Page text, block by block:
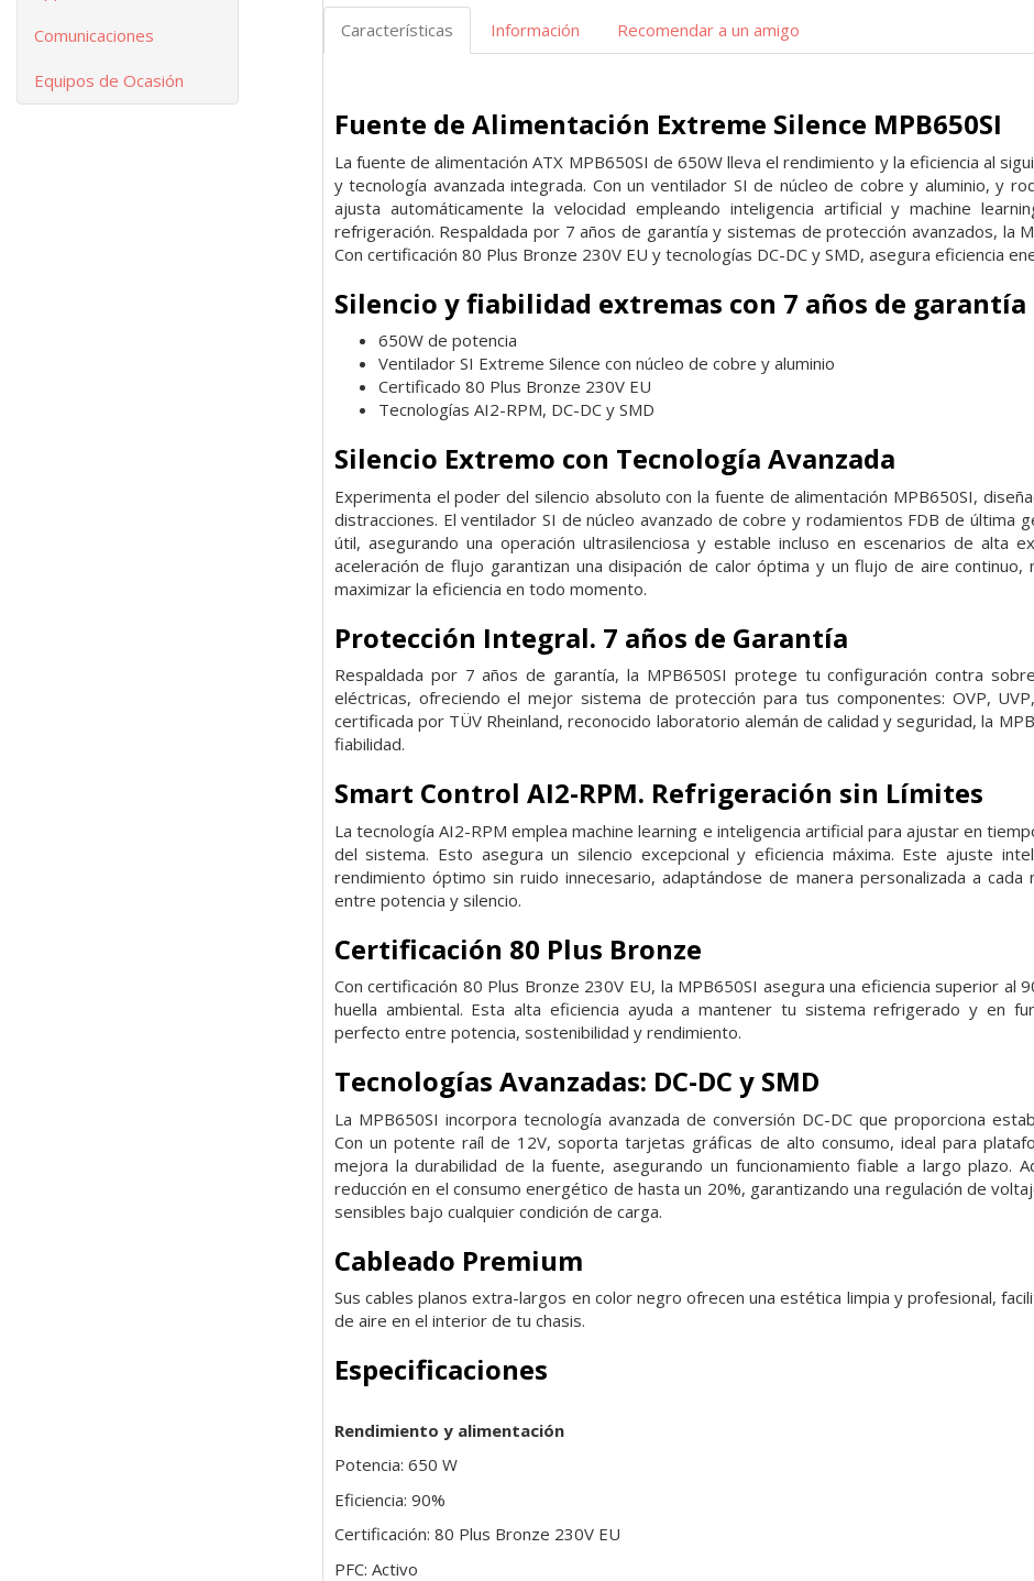
Comunicaciones
Equipos de Ocasión
Características Información Recomendar a un amigo
Fuente de Alimentación Extreme Silence MPB650SI
La fuente de alimentación ATX MPB650SI de 650W lleva el rendimiento y la eficiencia al
y tecnología avanzada integrada. Con un ventilador SI de núcleo de cobre y aluminio, y
ajusta automáticamente la velocidad empleando inteligencia artificial y machine
refrigeración. Respaldada por 7 años de garantía y sistemas de protección avanzados, la
Con certificación 80 Plus Bronze 230V EU y tecnologías DC-DC y SMD, asegura eficiencia
Silencio y fiabilidad extremas con 7 años de garantía
650W de potencia
Ventilador SI Extreme Silence con núcleo de cobre y aluminio
Certificado 80 Plus Bronze 230V EU
Tecnologías AI2-RPM, DC-DC y SMD
Silencio Extremo con Tecnología Avanzada
Experimenta el poder del silencio absoluto con la fuente de alimentación MPB650SI,
distracciones. El ventilador SI de núcleo avanzado de cobre y rodamientos FDB de última
útil, asegurando una operación ultrasilenciosa y estable incluso en escenarios de alta
aceleración de flujo garantizan una disipación de calor óptima y un flujo de aire
maximizar la eficiencia en todo momento.
Protección Integral. 7 años de Garantía
Respaldada por 7 años de garantía, la MPB650SI protege tu configuración contra
eléctricas, ofreciendo el mejor sistema de protección para tus componentes: OVP,
certificada por TÜV Rheinland, reconocido laboratorio alemán de calidad y seguridad, la
fiabilidad.
Smart Control AI2-RPM. Refrigeración sin Límites
La tecnología AI2-RPM emplea machine learning e inteligencia artificial para ajustar en
del sistema. Esto asegura un silencio excepcional y eficiencia máxima. Este ajuste
rendimiento óptimo sin ruido innecesario, adaptándose de manera personalizada a
entre potencia y silencio.
Certificación 80 Plus Bronze
Con certificación 80 Plus Bronze 230V EU, la MPB650SI asegura una eficiencia superior
huella ambiental. Esta alta eficiencia ayuda a mantener tu sistema refrigerado y en
perfecto entre potencia, sostenibilidad y rendimiento.
Tecnologías Avanzadas: DC-DC y SMD
La MPB650SI incorpora tecnología avanzada de conversión DC-DC que proporciona
Con un potente raíl de 12V, soporta tarjetas gráficas de alto consumo, ideal para
mejora la durabilidad de la fuente, asegurando un funcionamiento fiable a largo plazo.
reducción en el consumo energético de hasta un 20%, garantizando una regulación de
sensibles bajo cualquier condición de carga.
Cableado Premium
Sus cables planos extra-largos en color negro ofrecen una estética limpia y profesional,
de aire en el interior de tu chasis.
Especificaciones
Rendimiento y alimentación
Potencia: 650 W
Eficiencia: 90%
Certificación: 80 Plus Bronze 230V EU
PFC: Activo